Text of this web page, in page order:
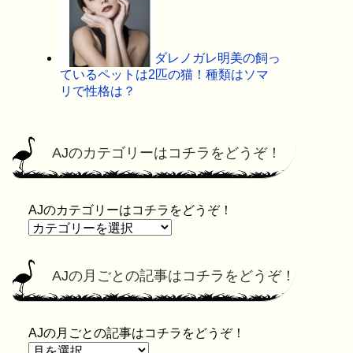
ダレノガレ明美の飼っ
ているペットは2匹の猫！種類はソマ
リで性格は？
AJのカテゴリーはコチラをどうぞ！
AJのカテゴリーはコチラをどうぞ！
AJの月ごとの記事はコチラをどうぞ！
AJの月ごとの記事はコチラをどうぞ！